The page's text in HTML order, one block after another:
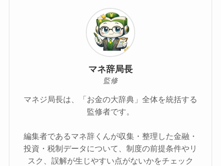
マネ辞局長
監修
マネジ局長は、「お金の大辞典」全体を統括する
監修者です。
編集者であるマネ辞くんが収集・整理した金融・
投資・税制データについて、制度の前提条件やリ
スク、誤解が生じやすい点がないかをチェック